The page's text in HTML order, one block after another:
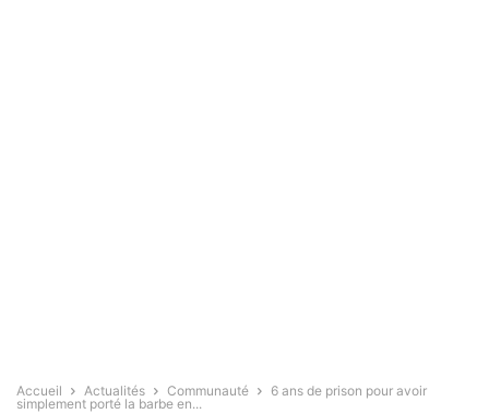
Accueil Actualités Communauté
6 ans de prison pour avoir
simplement porté la barbe en...